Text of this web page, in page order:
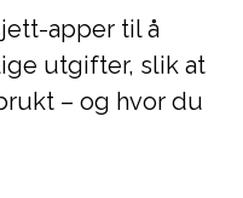
apper til å
utgifter, slik at
– og hvor du